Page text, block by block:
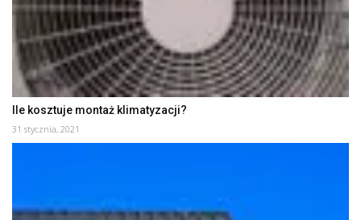
Ile kosztuje montaż klimatyzacji?
31 stycznia, 2021